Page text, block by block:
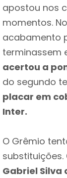
apostou nos
momentos.
acabamento
terminassem
acertou a
do segundo
placar em
Inter.
O Grêmio
Gabriel